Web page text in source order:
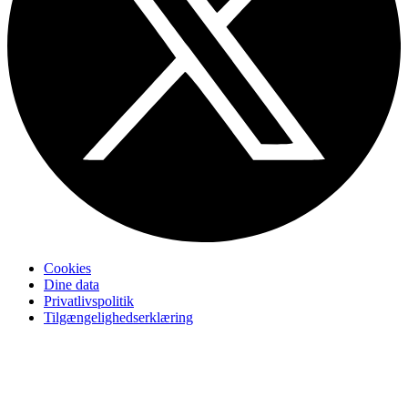
Cookies
Dine data
Privatlivspolitik
Tilgængelighedserklæring